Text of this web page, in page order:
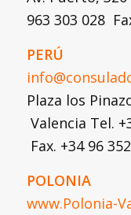
963 303 028
PERÚ
Plaza los
Valencia Tel.
Fax. +34 96
POLONIA
www.Polonia-